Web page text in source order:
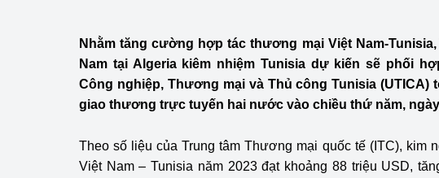
Công Thương - Công luận
Họp báo
Thông cáo
Chuyển đổi số
Bản tin Thị trường Nông Lâm
Nhằm tăng cường hợp tác thương mại Việt Nam-
Nam tại Algeria kiêm nhiệm Tunisia dự kiến sẽ phối
Công nghiệp, Thương mại và Thủ công Tunisia (UTICA)
giao thương trực tuyến hai nước vào chiều thứ năm, ngày
Theo số liệu của Trung tâm Thương mại quốc tế (ITC), kim
Việt Nam – Tunisia năm 2023 đạt khoảng 88 triệu USD,